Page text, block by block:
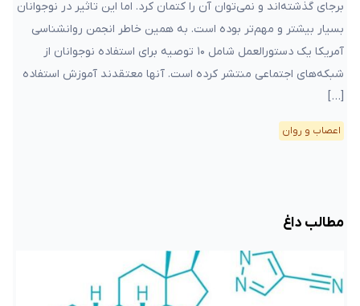
برجای گذشته‌اند و نمی‌توان آن را کتمان کرد. اما این تاثیر در نوجوانان
بسیار بیشتر و مهم‌تر بوده است. به همین خاطر انجمن روانشناسی
آمریکا یک دستورالعمل شامل ۱۰ توصیه برای استفاده نوجوانان از
شبکه‌های اجتماعی منتشر کرده است. آنها معتقدند آموزش استفاده
[…]
اعصاب و روان
مطالب داغ